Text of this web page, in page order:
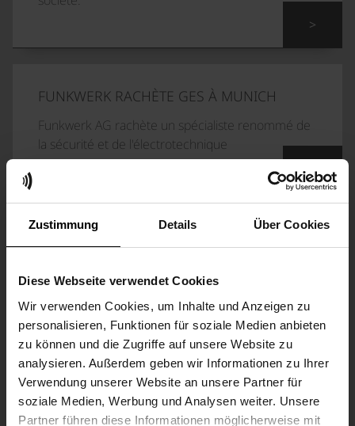
Zustimmung Details Über Cookies
Diese Webseite verwendet Cookies
Wir verwenden Cookies, um Inhalte und Anzeigen zu
personalisieren, Funktionen für soziale Medien anbieten
zu können und die Zugriffe auf unsere Website zu
analysieren. Außerdem geben wir Informationen zu Ihrer
Verwendung unserer Website an unsere Partner für
soziale Medien, Werbung und Analysen weiter. Unsere
Partner führen diese Informationen möglicherweise mit
>
FUNKWERK RACHÈTE GES À MUNICH
Funkwerk AG rachète un spécialiste renommé de
la sécurité et de l'électrotechnique
>
SONT FIXÉES
Funkwerk AG : Dates de clôture de la cotation sur
le segment de marché m:access et sur le marché
libre de la bourse de Munich
FUNKWERK AG DÉCIDE DE DEMANDER LA